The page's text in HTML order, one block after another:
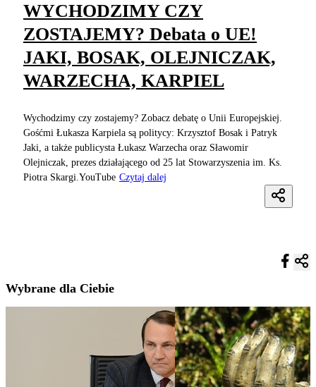
WYCHODZIMY CZY
ZOSTAJEMY? Debata o UE!
JAKI, BOSAK, OLEJNICZAK,
WARZECHA, KARPIEL
Wychodzimy czy zostajemy? Zobacz debatę o Unii Europejskiej.
Gośćmi Łukasza Karpiela są politycy: Krzysztof Bosak i Patryk
Jaki, a także publicysta Łukasz Warzecha oraz Sławomir
Olejniczak, prezes działającego od 25 lat Stowarzyszenia im. Ks.
Piotra Skargi.YouTube Czytaj dalej
Wybrane dla Ciebie